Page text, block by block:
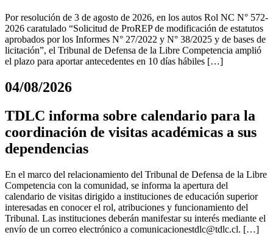
Por resolución de 3 de agosto de 2026, en los autos Rol NC N° 572-
2026 caratulado “Solicitud de ProREP de modificación de estatutos
aprobados por los Informes N° 27/2022 y N° 38/2025 y de bases de
licitación”, el Tribunal de Defensa de la Libre Competencia amplió
el plazo para aportar antecedentes en 10 días hábiles […]
04/08/2026
TDLC informa sobre calendario para la
coordinación de visitas académicas a sus
dependencias
En el marco del relacionamiento del Tribunal de Defensa de la Libre
Competencia con la comunidad, se informa la apertura del
calendario de visitas dirigido a instituciones de educación superior
interesadas en conocer el rol, atribuciones y funcionamiento del
Tribunal. Las instituciones deberán manifestar su interés mediante el
envío de un correo electrónico a comunicacionestdlc@tdlc.cl. […]